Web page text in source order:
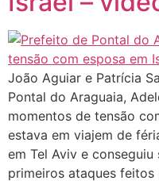
João Aguiar e Patrícia
Pontal do Araguaia,
momentos de tensão
estava em viajem de
em Tel Aviv e
primeiros ataques